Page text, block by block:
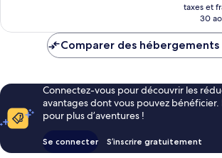
taxes et
30
Comparer des hébergements
Connectez-vous pour découvrir les
avantages dont vous pouvez bénéficier.
pour plus d’aventures !
Se connecter S’inscrire gratuitement